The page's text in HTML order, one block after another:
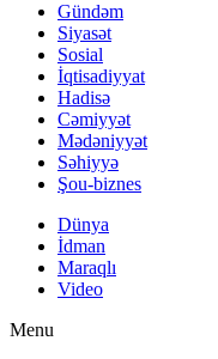
Gündəm
Siyasət
Sosial
İqtisadiyyat
Hadisə
Cəmiyyət
Mədəniyyət
Səhiyyə
Şou-biznes
Dünya
İdman
Maraqlı
Video
Menu